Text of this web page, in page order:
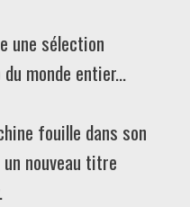
une sélection
monde entier...
fouille dans son
nouveau titre